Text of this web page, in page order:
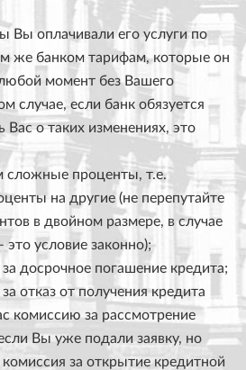
Вы оплачивали его услуги по
же банком тарифам, которые он
момент без Вашего
случае, если банк обязуется
Вас о таких изменениях, это
сложные проценты, т.е.
на другие (не перепутайте
в двойном размере, в случае
условие законно);
досрочное погашение кредита;
отказ от получения кредита
комиссию за рассмотрение
Вы уже подали заявку, но
за открытие кредитной